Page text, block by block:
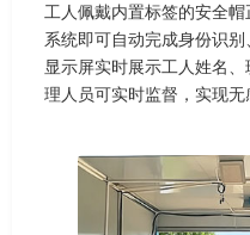
工人佩戴内置标签的安全帽
系统即可自动完成身份识
显示屏实时展示工人姓名
理人员可实时监督，实现无